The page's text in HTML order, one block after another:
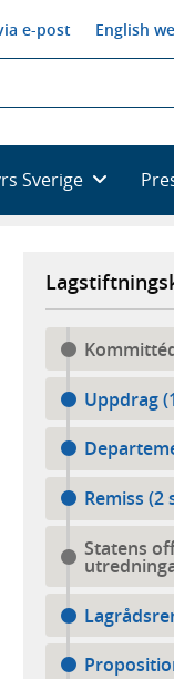
e-post English
Sverige
Uppdrag
Remiss (2
Statens